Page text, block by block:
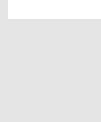
مصدّر للنفط إلى أميركا خلال